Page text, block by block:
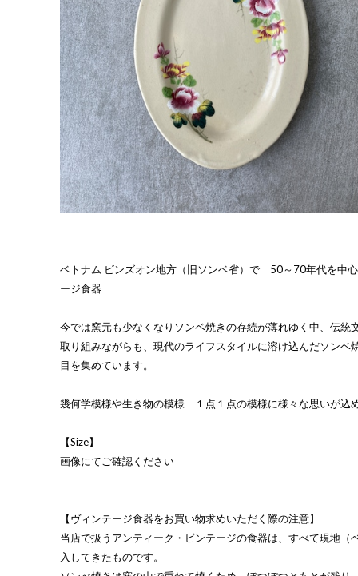
ベトナム ビンズオン地方（旧ソンベ省）で 50～70年代を中
ージ食器
今では窯元も少なくなりソンベ焼きの存続が薄れゆく中、伝統
取り組みながらも、現代のライフスタイルに溶け込んだソンベ
目を集めています。
幾何学模様や生き物の模様 １点１点の模様に様々な思いが込
【Size】
画像にてご確認ください
【ヴィンテージ食器をお買い物求めいただく際の注意】
当店で扱うアンティーク・ビンテージの食器は、すべて現地（
入してきたものです。